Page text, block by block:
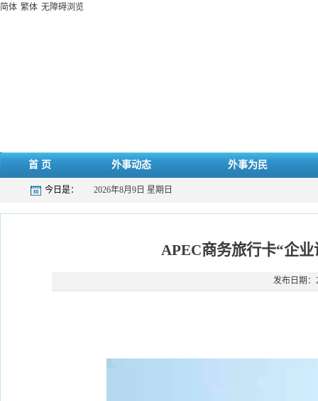
简体 繁体 无障碍浏览
首 页 外事动态 外事为民
今日是： 2026年8月9日 星期日
APEC商务旅行卡“企
发布日期：